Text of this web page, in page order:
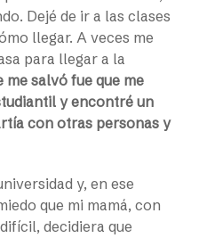
Dejé de ir a las clases
llegar. A veces me
para llegar a la
me salvó fue que me
y encontré un
con otras personas y
y, en ese
que mi mamá, con
decidiera que